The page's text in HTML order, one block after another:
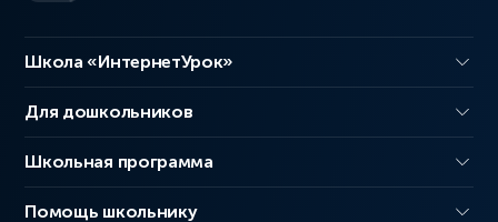
Школа «ИнтернетУрок»
Для дошкольников
Школьная программа
Помощь школьнику